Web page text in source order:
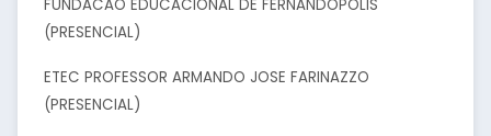
FUNDACAO EDUCACIONAL DE FERNANDOPOLIS
(PRESENCIAL)
ETEC PROFESSOR ARMANDO JOSE FARINAZZO
(PRESENCIAL)